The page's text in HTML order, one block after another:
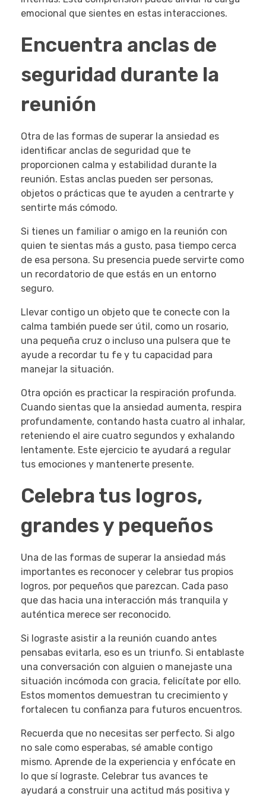
emocional que sientes en estas interacciones.
Encuentra anclas de
seguridad durante la
reunión
Otra de las formas de superar la ansiedad es
identificar anclas de seguridad que te
proporcionen calma y estabilidad durante la
reunión. Estas anclas pueden ser personas,
objetos o prácticas que te ayuden a centrarte y
sentirte más cómodo.
Si tienes un familiar o amigo en la reunión con
quien te sientas más a gusto, pasa tiempo cerca
de esa persona. Su presencia puede servirte como
un recordatorio de que estás en un entorno
seguro.
Llevar contigo un objeto que te conecte con la
calma también puede ser útil, como un rosario,
una pequeña cruz o incluso una pulsera que te
ayude a recordar tu fe y tu capacidad para
manejar la situación.
Otra opción es practicar la respiración profunda.
Cuando sientas que la ansiedad aumenta, respira
profundamente, contando hasta cuatro al inhalar,
reteniendo el aire cuatro segundos y exhalando
lentamente. Este ejercicio te ayudará a regular
tus emociones y mantenerte presente.
Celebra tus logros,
grandes y pequeños
Una de las formas de superar la ansiedad más
importantes es reconocer y celebrar tus propios
logros, por pequeños que parezcan. Cada paso
que das hacia una interacción más tranquila y
auténtica merece ser reconocido.
Si lograste asistir a la reunión cuando antes
pensabas evitarla, eso es un triunfo. Si entablaste
una conversación con alguien o manejaste una
situación incómoda con gracia, felicítate por ello.
Estos momentos demuestran tu crecimiento y
fortalecen tu confianza para futuros encuentros.
Recuerda que no necesitas ser perfecto. Si algo
no sale como esperabas, sé amable contigo
mismo. Aprende de la experiencia y enfócate en
lo que sí lograste. Celebrar tus avances te
ayudará a construir una actitud más positiva y